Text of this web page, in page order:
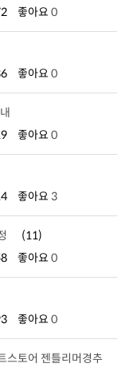
좋아요 0
좋아요 0
좋아요 0
좋아요 3
(11)
좋아요 0
좋아요 0